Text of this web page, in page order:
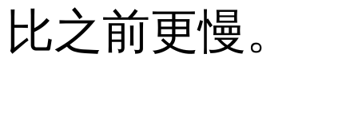
比之前更慢。